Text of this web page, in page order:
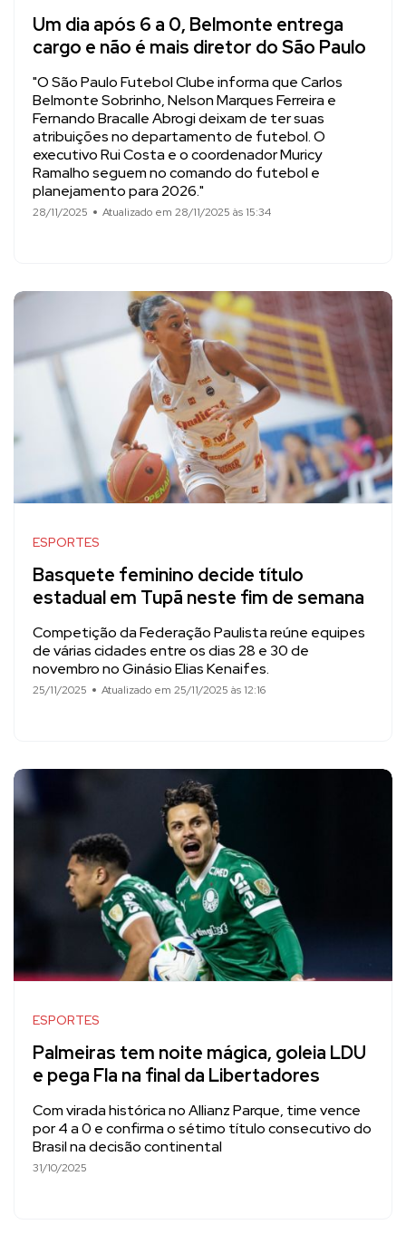
Um dia após 6 a 0, Belmonte entrega
cargo e não é mais diretor do São Paulo
"O São Paulo Futebol Clube informa que Carlos
Belmonte Sobrinho, Nelson Marques Ferreira e
Fernando Bracalle Abrogi deixam de ter suas
atribuições no departamento de futebol. O
executivo Rui Costa e o coordenador Muricy
Ramalho seguem no comando do futebol e
planejamento para 2026."
28/11/2025 Atualizado em 28/11/2025 às 15:34
ESPORTES
Basquete feminino decide título
estadual em Tupã neste fim de semana
Competição da Federação Paulista reúne equipes
de várias cidades entre os dias 28 e 30 de
novembro no Ginásio Elias Kenaifes.
25/11/2025 Atualizado em 25/11/2025 às 12:16
ESPORTES
Palmeiras tem noite mágica, goleia LDU
e pega Fla na final da Libertadores
Com virada histórica no Allianz Parque, time vence
por 4 a 0 e confirma o sétimo título consecutivo do
Brasil na decisão continental
31/10/2025